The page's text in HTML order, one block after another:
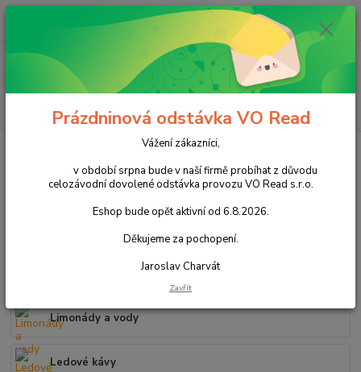
Po - Pá 8 - 14h
ks
za 0,00 Kč
Nealkoholické nápoje
Nealkoholické nápoje
Limonády a vody
Ledové kávy
Prázdninová odstávka VO Read
Vážení zákazníci,
v období srpna bude v naší firmě probíhat z důvodu
celozávodní dovolené odstávka provozu VO Read s.r.o.
Eshop bude opět aktivní od 6.8.2026.
Děkujeme za pochopení.
Jaroslav Charvát
Zavřít